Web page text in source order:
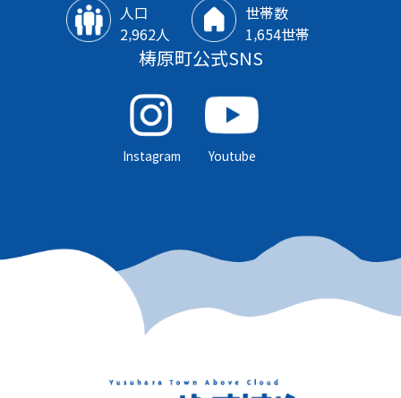
人口
2‚962人
世帯数
1‚654世帯
梼原町公式SNS
Instagram Youtube